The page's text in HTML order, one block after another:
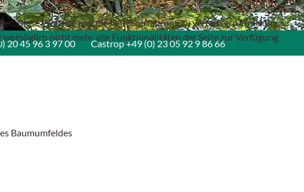
20 45 96 3 97 00 Castrop+49 (0) 23 05 92 9 86 66
Baumumfeldes
diese Website und die Nutzererfahrung zu verbessern (Tracking
womöglich nicht mehr alle Funktionalitäten der Seite zur Verfügung